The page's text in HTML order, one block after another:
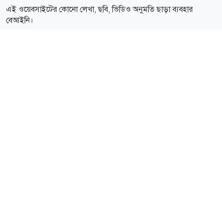
নকলায় সিএনজি-ভটভটি সংঘর্ষে শিশুর মৃত্যু
১৪
এই ওয়েবসাইটের কোনো লেখা, ছবি, ভিডিও অনুমতি ছাড়া ব্যবহার
বেআইনি।